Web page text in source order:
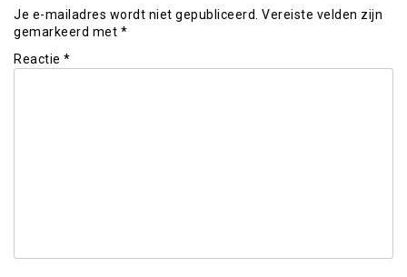
Je e-mailadres wordt niet gepubliceerd. Vereiste velden zijn
gemarkeerd met *
Reactie *